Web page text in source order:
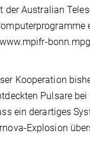
Australian
Kooperation
Pulsare
ein derartiges
Explosion